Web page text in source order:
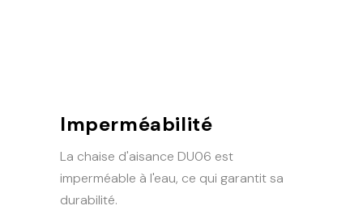
Imperméabilité
La chaise d'aisance DU06 est
imperméable à l'eau, ce qui garantit sa
durabilité.